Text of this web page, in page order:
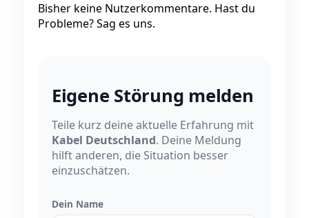
Bisher keine Nutzerkommentare. Hast du
Probleme? Sag es uns.
Eigene Störung melden
Teile kurz deine aktuelle Erfahrung mit
Kabel Deutschland. Deine Meldung
hilft anderen, die Situation besser
einzuschätzen.
Dein Name